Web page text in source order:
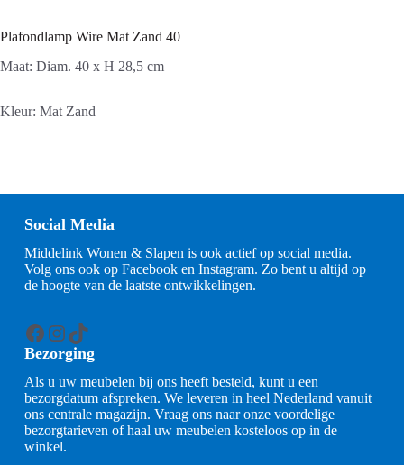
Plafondlamp Wire Mat Zand 40
Maat: Diam. 40 x H 28,5 cm
Kleur: Mat Zand
Social Media
Middelink Wonen & Slapen is ook actief op social media.
Volg ons ook op Facebook en Instagram. Zo bent u altijd op
de hoogte van de laatste ontwikkelingen.
Facebook
Instagram
TikTok
Bezorging
Als u uw meubelen bij ons heeft besteld, kunt u een
bezorgdatum afspreken. We leveren in heel Nederland vanuit
ons centrale magazijn. Vraag ons naar onze voordelige
bezorgtarieven of haal uw meubelen kosteloos op in de
winkel.